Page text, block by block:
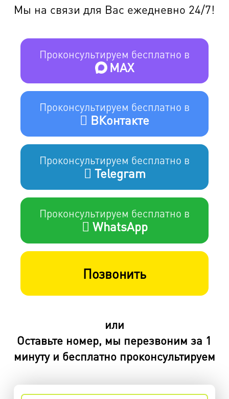
Мы на связи для Вас ежедневно 24/7!
Проконсультируем бесплатно в
MAX
Проконсультируем бесплатно в
ВКонтакте
Проконсультируем бесплатно в
Telegram
Проконсультируем бесплатно в
WhatsApp
Позвонить
или
Оставьте номер, мы перезвоним за 1
минуту и бесплатно проконсультируем